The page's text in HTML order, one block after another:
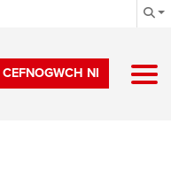
CEFNOGWCH NI